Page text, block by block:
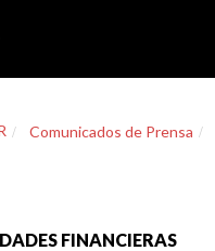
Comunicados de Prensa
FINANCIERAS